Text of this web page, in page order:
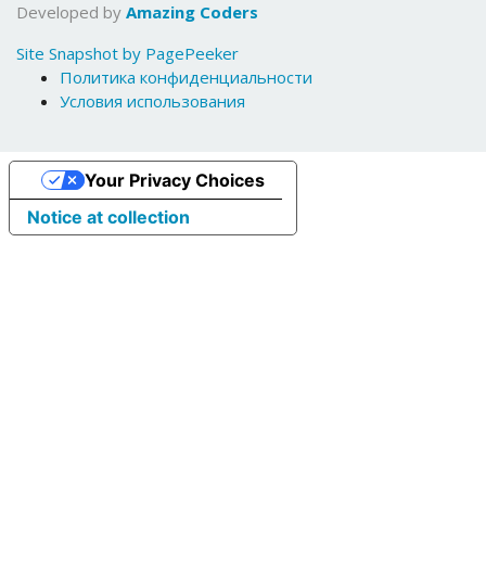
Developed by Amazing Coders
Site Snapshot by PagePeeker
Политика конфиденциальности
Условия использования
Notice at collection
Your Privacy Choices